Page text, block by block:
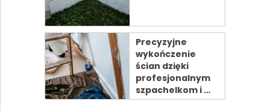
Precyzyjne
wykończenie
ścian dzięki
profesjonalnym
szpachelkom i …